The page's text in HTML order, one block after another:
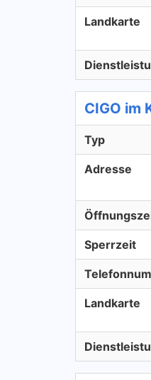
Landkarte
CIGO im
Typ
Adresse
Sperrzeit
Landkarte